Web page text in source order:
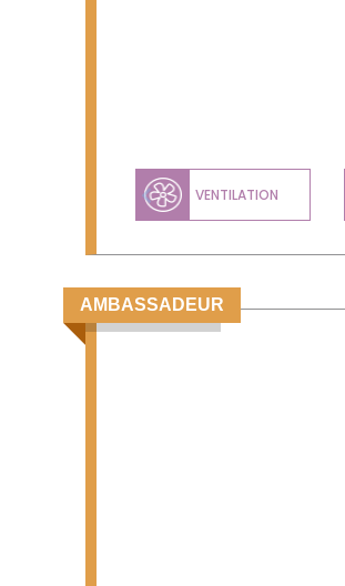
VENTILATION
Previous
AMBASSADEUR